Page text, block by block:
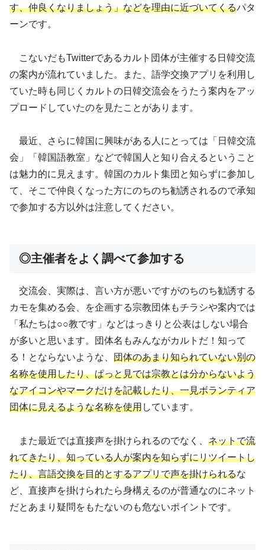
す、仲良くなりましょう」などを理由に近づいてくるパタ
ーンです。
こないだもTwitterであるカルト団体が主催する日韓交流
の案内が流れていました。また、語学交換アプリを利用し
ていた時も同じくカルトの日韓交流会をうたう案内をアッ
プロードしていたのを見たことがあります。
最近、さらに韓国に興味がある人にとっては「日韓交流
会」「韓国語教室」などで韓国人と知り合えるということ
は魅力的に見えます。韓国のカルト集団と知らずに参加し
て、そこで仲良くなった方にのちのち勧誘されるので承知
で参加する方以外は注意してください。
◎主催者をよく調べて参加する
交流会、実際は、言い方が悪いですがのちのち勧誘する
カモを集める会、を企画する宗教団体もチラシや案内では
「私たちは○○教です」などはっきりと公表はしない場合
が多いと思います。団体名もみんながカルトだ！知って
る！とならないような、 団体のあまり知られていない別の
名称を使用したり、ぱっと見では宗教とは分からないよう
なアイコンやマークだけを記載したり、一見ボランティア
団体に見えるような名称を使用しています。
また最近では直接声を掛けられるのでなく、 ネットで流
れてきたり、知っている人が案内を知らずにリツイートし
たり、言語交換を目的とするアプリで声を掛けられるな
ど、直接声を掛けられたら身構えるのが普通なのにネット
だとあまり疑問をもたないのも危ないポイントです。